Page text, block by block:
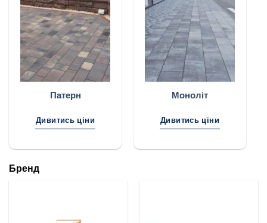
Патерн
Дивитись ціни
Моноліт
Дивитись ціни
Бренд